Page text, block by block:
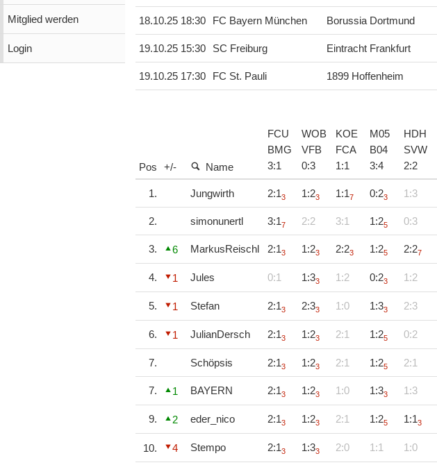
Mitglied werden
Login
18.10.25 18:30 FC Bayern München Borussia Dortmund
19.10.25 15:30 SC Freiburg Eintracht Frankfurt
19.10.25 17:30 FC St. Pauli 1899 Hoffenheim
Pos +/- Name
FCU
BMG
3:1
WOB
VFB
0:3
KOE
FCA
1:1
M05
B04
3:4
HDH
SVW
2:2
1. Jungwirth 2:13 1:23 1:17 0:23 1:3
2. simonunertl 3:17 2:2 3:1 1:25 0:3
3. 6 MarkusReischl 2:13 1:23 2:23 1:25 2:27
4. 1 Jules 0:1 1:33 1:2 0:23 1:2
5. 1 Stefan 2:13 2:33 1:0 1:33 2:3
6. 1 JulianDersch 2:13 1:23 2:1 1:25 0:2
7. Schöpsis 2:13 1:23 2:1 1:25 2:1
7. 1 BAYERN 2:13 1:23 1:0 1:33 1:3
9. 2 eder_nico 2:13 1:23 2:1 1:25 1:13
10. 4 Stempo 2:13 1:33 2:0 1:1 1:0